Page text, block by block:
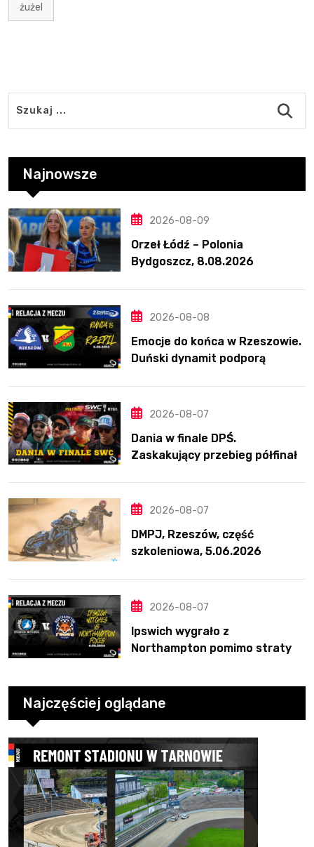
żużel
Najnowsze
2026-08-09
Orzeł Łódź – Polonia
Bydgoszcz, 8.08.2026
2026-08-08
Emocje do końca w Rzeszowie.
Duński dynamit podporą
2026-08-07
Dania w finale DPŚ.
Zaskakujący przebieg półfinału
2026-08-07
DMPJ, Rzeszów, część
szkoleniowa, 5.06.2026
2026-08-07
Ipswich wygrało z
Northampton pomimo straty
Najczęściej oglądane